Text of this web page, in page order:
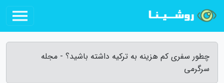
چطور سفری کم هزینه به ترکیه داشته باشید؟ - مجله
سرگرمی